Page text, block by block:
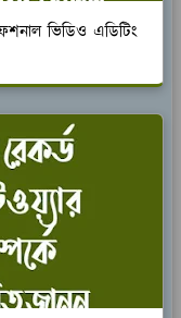
ভিডিও এডিটিং